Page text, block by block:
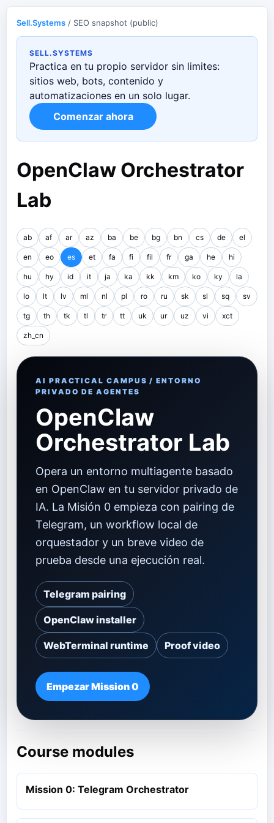
Sell.Systems / SEO snapshot (public)
SELL.SYSTEMS
Practica en tu propio servidor sin limites:
sitios web, bots, contenido y
automatizaciones en un solo lugar.
Comenzar ahora
OpenClaw Orchestrator
Lab
ab af ar az ba be bg bn cs de el
en eo es et fa fi fil fr ga he hi
hu hy id it ja ka kk km ko ky la
lo lt lv ml nl pl ro ru sk sl sq sv
tg th tk tl tr tt uk ur uz vi xct
zh_cn
AI PRACTICAL CAMPUS / ENTORNO
PRIVADO DE AGENTES
OpenClaw
Orchestrator Lab
Opera un entorno multiagente basado
en OpenClaw en tu servidor privado de
IA. La Misión 0 empieza con pairing de
Telegram, un workflow local de
orquestador y un breve video de
prueba desde una ejecución real.
Telegram pairing
OpenClaw installer
WebTerminal runtime Proof video
Empezar Mission 0
Course modules
Mission 0: Telegram Orchestrator